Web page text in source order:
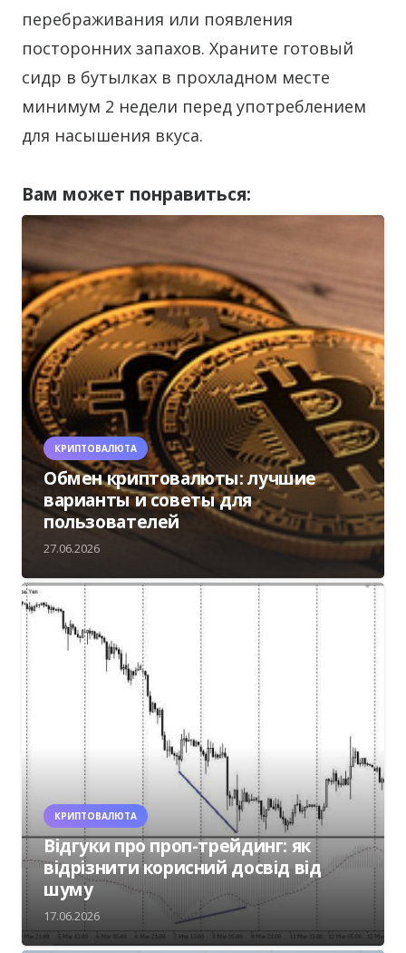
перебраживания или появления
посторонних запахов. Храните готовый
сидр в бутылках в прохладном месте
минимум 2 недели перед употреблением
для насышения вкуса.
Вам может понравиться:
КРИПТОВАЛЮТА
Обмен криптовалюты: лучшие
варианты и советы для
пользователей
27.06.2026
КРИПТОВАЛЮТА
Відгуки про проп-трейдинг: як
відрізнити корисний досвід від
шуму
17.06.2026